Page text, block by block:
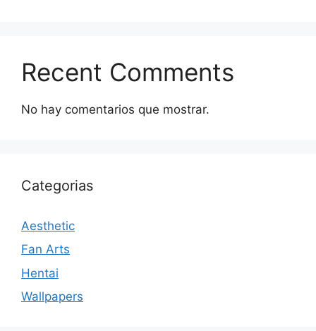
Recent Comments
No hay comentarios que mostrar.
Categorias
Aesthetic
Fan Arts
Hentai
Wallpapers